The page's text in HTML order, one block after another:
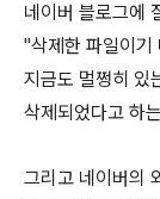
네이버 블로그에
"삭제한 파일이기
지금도 멀쩡히 있
삭제되었다고 하
그리고 네이버의